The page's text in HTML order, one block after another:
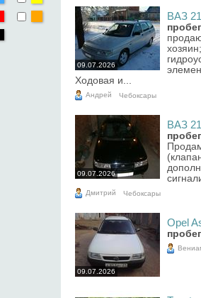
09.07.2026
ВАЗ
Ходовая и...
Андрей Чебоксары
09.07.2026
ВАЗ
Дмитрий Чебоксары
09.07.2026
Opel